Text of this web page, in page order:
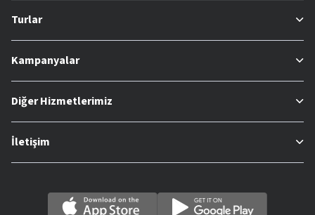
Turlar
Kampanyalar
Diğer Hizmetlerimiz
İletişim